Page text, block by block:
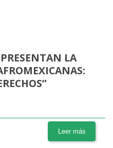
LA
Leer más